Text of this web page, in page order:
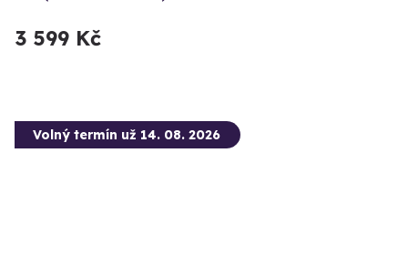
3 599 Kč
Volný termín už 14. 08. 2026